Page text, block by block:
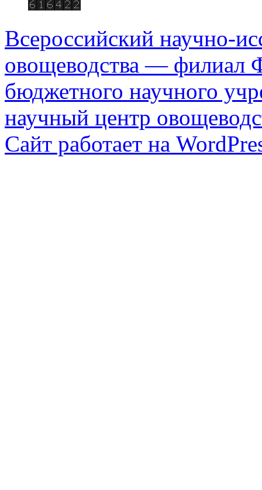
Всероссийский научно-
овощеводства — филиал
бюджетного научного
научный центр
Сайт работает на